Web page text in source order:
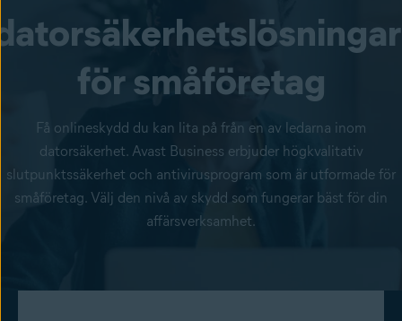
för småföretag
Få onlineskydd du kan lita på från en av ledarna inom
datorsäkerhet. Avast Business erbjuder högkvalitativ
slutpunktssäkerhet och antivirusprogram som är utformade för
småföretag. Välj den nivå av skydd som fungerar bäst för din
affärsverksamhet.